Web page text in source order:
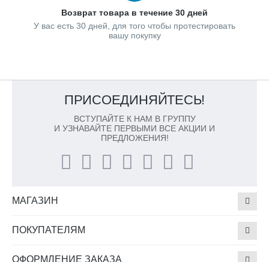
Возврат товара в течение 30 дней
У вас есть 30 дней, для того чтобы протестировать
вашу покупку
ПРИСОЕДИНЯЙТЕСЬ!
ВСТУПАЙТЕ К НАМ В ГРУППУ
И УЗНАВАЙТЕ ПЕРВЫМИ ВСЕ АКЦИИ И
ПРЕДЛОЖЕНИЯ!
МАГАЗИН
ПОКУПАТЕЛЯМ
ОФОРМЛЕНИЕ ЗАКАЗА